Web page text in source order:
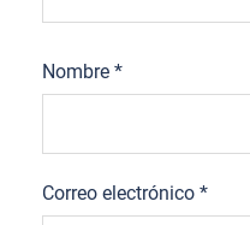
Nombre *
Correo electrónico *